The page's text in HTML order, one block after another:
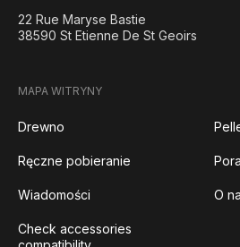
22 Rue Maryse Bastie
38590 St Etienne De St Geoirs
MAPA WITRYNY
Drewno
Ręczne pobieranie
Wiadomości O
Check accessories